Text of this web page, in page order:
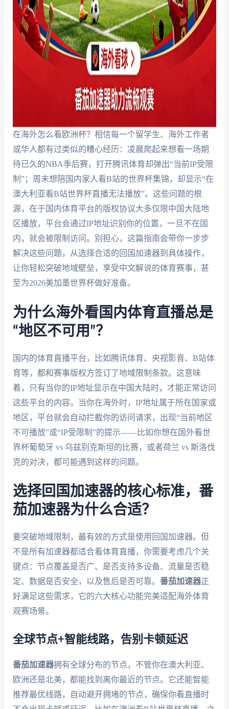
在海外怎么看欧洲杯？相信每一个留学生、海外工作者
或华人都有过类似的糟心经历：凌晨爬起来想看一场期
待已久的NBA季后赛，打开腾讯体育却弹出“当前IP受限
制”；周末想陪国内家人看B站的世界杯集锦，却显示“在
澳大利亚看B站世界杯直播无法播放”。这些问题的根
源，在于国内体育平台的版权协议大多仅限中国大陆地
区播放，平台会通过IP地址识别你的位置，一旦不在国
内，就会被限制访问。别担心，这篇指南会带你一步步
解决这些问题，从选择合适的回国加速器到具体操作，
让你轻松突破地域壁垒，享受中文解说的体育赛事，甚
至为2026美加墨世界杯做好准备。
为什么海外看国内体育直播总是
“地区不可用”？
国内的体育直播平台，比如腾讯体育、央视影音、B站体
育等，都和赛事版权方签订了地域限制条款。这意味
着，只有当你的IP地址显示在中国大陆时，才能正常访问
这些平台的内容。当你在海外时，IP地址属于所在国家或
地区，平台就会自动拦截你的访问请求，出现“当前地区
不可播放”或“IP受限制”的提示——比如你想在国外看世
界杯葡萄牙 vs 乌兹别克斯坦的比赛，或者荷兰 vs 斯洛伐
克的对决，都可能遇到这样的问题。
选择回国加速器的核心标准，番
茄加速器为什么合适？
要突破地域限制，最有效的方式是使用回国加速器。但
不是所有加速器都适合看体育直播，你需要考虑几个关
键点：节点覆盖是否广、是否支持多设备、流量是否稳
定、数据是否安全，以及售后是否可靠。 番茄加速器正
好满足这些需求，它的六大核心功能完美适配海外体育
观赛场景。
全球节点+智能线路，告别卡顿延迟
番茄加速器拥有全球分布的节点，不管你在澳大利亚、
欧洲还是北美，都能找到离你最近的节点。它还能智能
推荐最优线路，自动避开拥堵的节点，确保你看直播时